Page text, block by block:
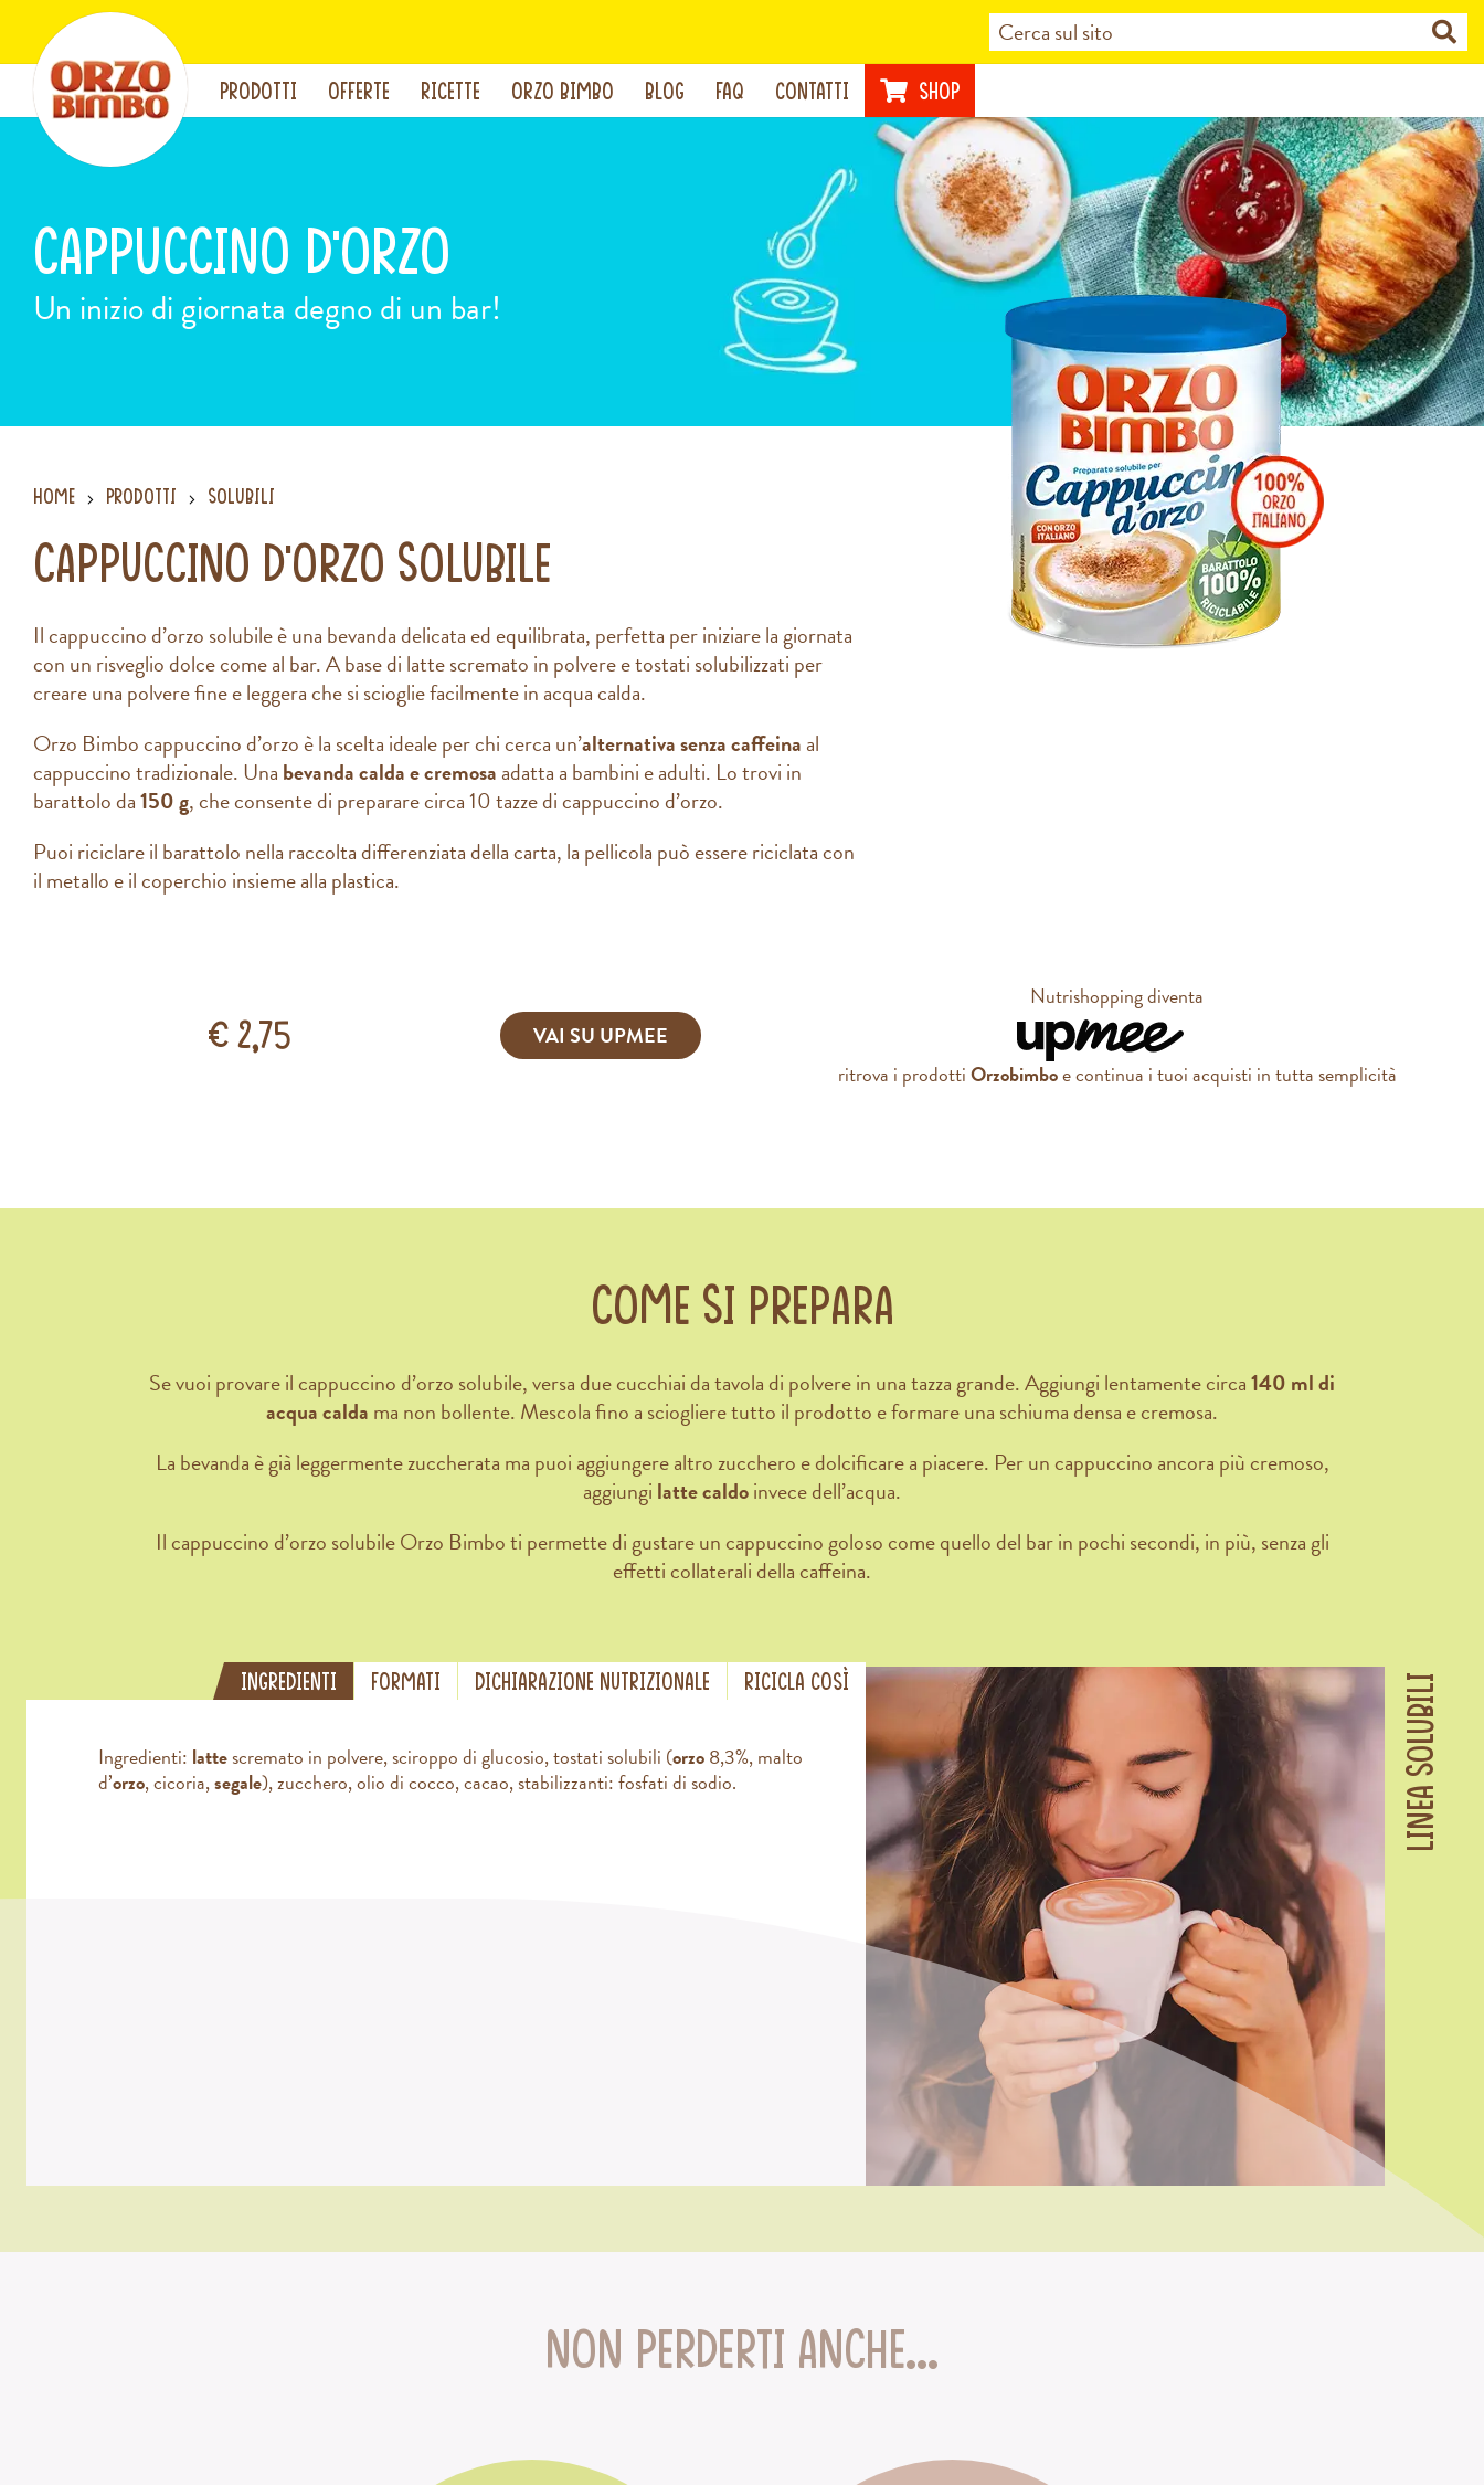
PRODOTTI OFFERTE RICETTE ORZO BIMBO BLOG FAQ CONTATTI SHOP
Cappuccino d'orzo
Un inizio di giornata degno di un bar!
Home Prodotti Solubili
Cappuccino d’orzo solubile
Il cappuccino d’orzo solubile è una bevanda delicata ed equilibrata, perfetta per iniziare la giornata
con un risveglio dolce come al bar. A base di latte scremato in polvere e tostati solubilizzati per
creare una polvere fine e leggera che si scioglie facilmente in acqua calda.
Orzo Bimbo cappuccino d’orzo è la scelta ideale per chi cerca un’alternativa senza caffeina al
cappuccino tradizionale. Una bevanda calda e cremosa adatta a bambini e adulti. Lo trovi in
barattolo da150 g, che consente di preparare circa 10 tazze di cappuccino d’orzo.
Puoi riciclare il barattolo nella raccolta differenziata della carta, la pellicola può essere riciclata con
il metallo e il coperchio insieme alla plastica.
Prezzo:
€ 2,75 VAI SU UPMEE
Nutrishopping diventa
ritrova i prodottiOrzobimboe continua i tuoi acquisti in tutta semplicità
Come si prepara
Se vuoi provare il cappuccino d’orzo solubile, versa due cucchiai da tavola di polvere in una tazza grande. Aggiungi lentamente circa140 ml di
acqua calda ma non bollente. Mescola fino a sciogliere tutto il prodotto e formare una schiuma densa e cremosa.
La bevanda è già leggermente zuccherata ma puoi aggiungere altro zucchero e dolcificare a piacere. Per un cappuccino ancora più cremoso,
aggiungi latte caldoinvece dell’acqua.
Il cappuccino d’orzo solubile Orzo Bimbo ti permette di gustare un cappuccino goloso come quello del bar in pochi secondi, in più, senza gli
effetti collaterali della caffeina.
INGREDIENTI FORMATI DICHIARAZIONE NUTRIZIONALE RICICLA COSÌ
Ingredienti: lattescremato in polvere, sciroppo di glucosio, tostati solubili (orzo8,3%, malto
d’orzo, cicoria,segale), zucchero, olio di cocco, cacao, stabilizzanti: fosfati di sodio. LINEA SOLUBILI
Non perderti anche...